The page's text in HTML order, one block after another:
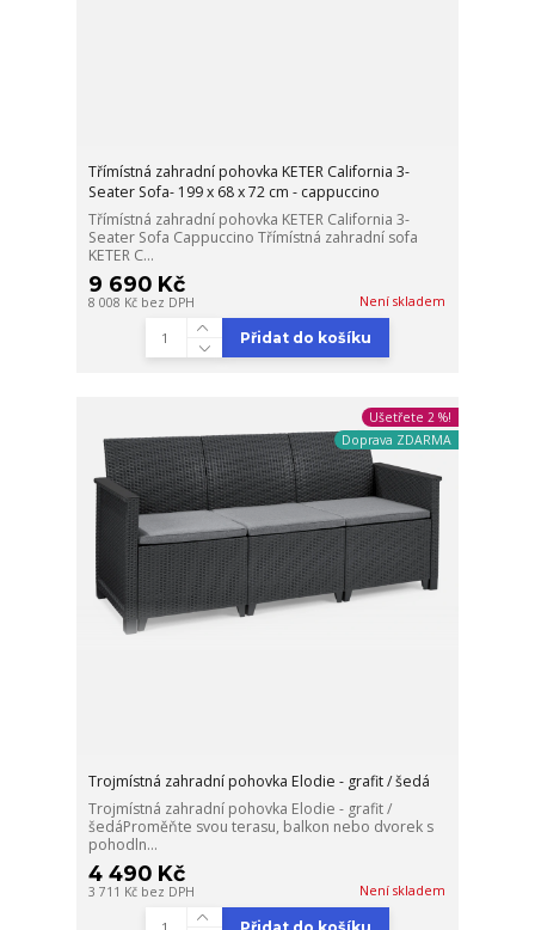
Třímístná zahradní pohovka KETER California 3-
Seater Sofa- 199 x 68 x 72 cm - cappuccino
Třímístná zahradní pohovka KETER California 3-
Seater Sofa Cappuccino Třímístná zahradní sofa
KETER C...
9 690 Kč
8 008 Kč bez DPH Není skladem
Přidat do košíku
Ušetřete 2 %!
Doprava ZDARMA
Trojmístná zahradní pohovka Elodie - grafit / šedá
Trojmístná zahradní pohovka Elodie - grafit /
šedáProměňte svou terasu, balkon nebo dvorek s
pohodln...
4 490 Kč
3 711 Kč bez DPH Není skladem